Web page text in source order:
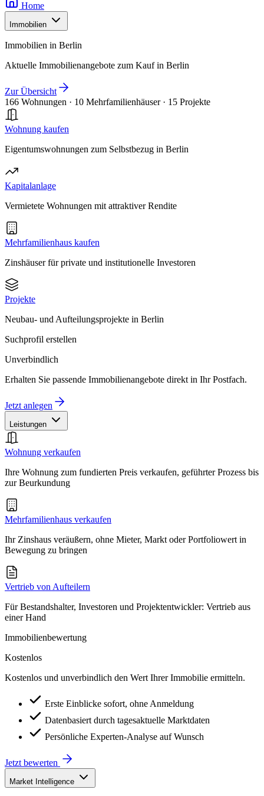
Home
Immobilien
Immobilien in Berlin
Aktuelle Immobilienangebote zum Kauf in Berlin
Zur Übersicht
166 Wohnungen · 10 Mehrfamilienhäuser · 15 Projekte
Wohnung kaufen
Eigentumswohnungen zum Selbstbezug in Berlin
Kapitalanlage
Vermietete Wohnungen mit attraktiver Rendite
Mehrfamilienhaus kaufen
Zinshäuser für private und institutionelle Investoren
Projekte
Neubau- und Aufteilungsprojekte in Berlin
Suchprofil erstellen
Unverbindlich
Erhalten Sie passende Immobilienangebote direkt in Ihr Postfach.
Jetzt anlegen
Leistungen
Wohnung verkaufen
Ihre Wohnung zum fundierten Preis verkaufen, geführter Prozess bis
zur Beurkundung
Mehrfamilienhaus verkaufen
Ihr Zinshaus veräußern, ohne Mieter, Markt oder Portfoliowert in
Bewegung zu bringen
Vertrieb von Aufteilern
Für Bestandshalter, Investoren und Projektentwickler: Vertrieb aus
einer Hand
Immobilienbewertung
Kostenlos
Kostenlos und unverbindlich den Wert Ihrer Immobilie ermitteln.
Erste Einblicke sofort, ohne Anmeldung
Datenbasiert durch tagesaktuelle Marktdaten
Persönliche Experten-Analyse auf Wunsch
Jetzt bewerten
Market Intelligence